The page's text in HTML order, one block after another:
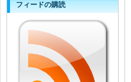
フィードの購読